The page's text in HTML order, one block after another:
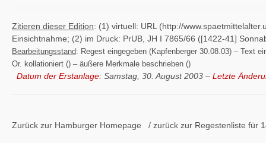
Zitieren dieser Edition: (1) virtuell: URL (http://
Einsichtnahme; (2) im Druck: PrUB, JH I 7865/66 ([1422-41]
Bearbeitungsstand: Regest eingegeben (Kapfenberger 30.08.03) – Text
Or. kollationiert () – äußere Merkmale beschrieben ()
Datum der Erstanlage: Samstag, 30. August 2003 – Letzte
Zurück zur Hamburger Homepage / zurück zur Regestenliste für